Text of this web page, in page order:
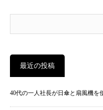
最近の投稿
40代の一人社長が日傘と扇風機を